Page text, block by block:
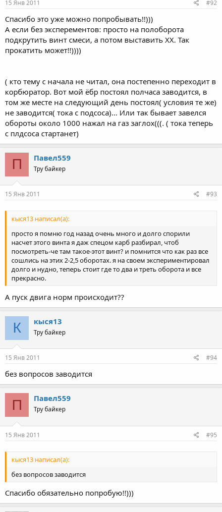
15 Янв 2011 #92
Спасибо это уже можно попробывать!!)))
А если без эксперементов: просто на полоборота
подкрутить винт смеси, а потом выставить ХХ. Так
прокатить может!!))))
( кто тему с начала не читал, она постепенно переходит в
корбюратор. Вот мой ёбр постоял полчаса заводится, в
том же месте на следующий день постоял( условия те же)
не заводится( тока с подсоса)... Или так бывает завелся
обороты около 1000 нажал на газ заглох(((. ( тока теперь
с плдсоса стартанет)
П Павел559
Тру байкер
15 Янв 2011 #93
кыся13 написал(а):
просто я помню год назад очень много и долго спорили
насчет этого винта я даж спецом карб разбирал, чтоб
посмотреть-че там такое-этот винт? и помнится что как раз все
сошлись на этих 2-2,5 оборотах. я на своем экспериментировал
долго и нудно, теперь стоит где то два и треть оборота и все
прекрасно.
А пуск двига норм происходит??
К кыся13
Тру байкер
15 Янв 2011 #94
без вопросов заводится
П Павел559
Тру байкер
15 Янв 2011 #95
кыся13 написал(а):
без вопросов заводится
Спасибо обязательно попробую!!)))